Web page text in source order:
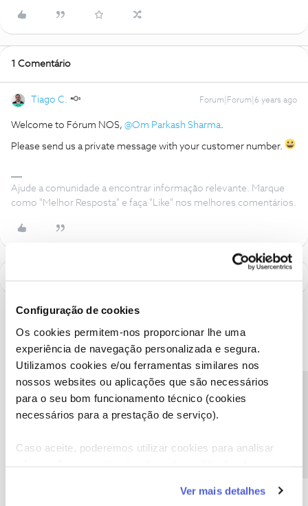
Configuração de cookies
Os cookies permitem-nos proporcionar lhe uma
experiência de navegação personalizada e segura.
Utilizamos cookies e/ou ferramentas similares nos
nossos websites ou aplicações que são necessários
para o seu bom funcionamento técnico (cookies
necessários para a prestação de serviço).
Caso aceite, poderemos utilizar cookies para analisar
funcionalidades (cookies de personalização e
Ver mais detalhes
1 Comentário
Tiago C. Forum|Forum|6 years ago
Welcome to Fórum NOS, @Om Parkash Sharma.
Please send us a private message with your customer number.
Ajude a comunidade a encontrar informação relevante. Marque
como "Melhor Resposta" e faça "Like" nos melhores comentários.